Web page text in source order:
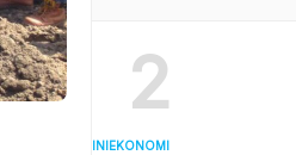
2
INIEKONOMI